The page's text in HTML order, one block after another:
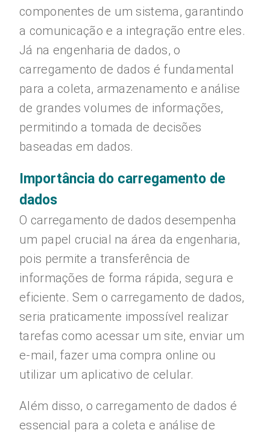
componentes de um sistema, garantindo
a comunicação e a integração entre eles.
Já na engenharia de dados, o
carregamento de dados é fundamental
para a coleta, armazenamento e análise
de grandes volumes de informações,
permitindo a tomada de decisões
baseadas em dados.
Importância do carregamento de
dados
O carregamento de dados desempenha
um papel crucial na área da engenharia,
pois permite a transferência de
informações de forma rápida, segura e
eficiente. Sem o carregamento de dados,
seria praticamente impossível realizar
tarefas como acessar um site, enviar um
e-mail, fazer uma compra online ou
utilizar um aplicativo de celular.
Além disso, o carregamento de dados é
essencial para a coleta e análise de